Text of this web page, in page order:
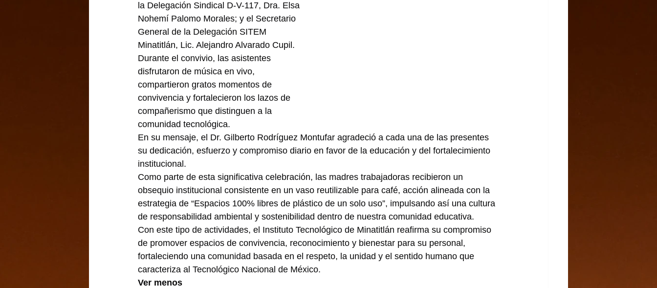
la Delegación Sindical D-V-117, Dra. Elsa
Nohemí Palomo Morales; y el Secretario
General de la Delegación SITEM
Minatitlán, Lic. Alejandro Alvarado Cupil.
Durante el convivio, las asistentes
disfrutaron de música en vivo,
compartieron gratos momentos de
convivencia y fortalecieron los lazos de
compañerismo que distinguen a la
comunidad tecnológica.
En su mensaje, el Dr. Gilberto Rodríguez Montufar agradeció a cada una de las presentes
su dedicación, esfuerzo y compromiso diario en favor de la educación y del fortalecimiento
institucional.
Como parte de esta significativa celebración, las madres trabajadoras recibieron un
obsequio institucional consistente en un vaso reutilizable para café, acción alineada con la
estrategia de “Espacios 100% libres de plástico de un solo uso”, impulsando así una cultura
de responsabilidad ambiental y sostenibilidad dentro de nuestra comunidad educativa.
Con este tipo de actividades, el Instituto Tecnológico de Minatitlán reafirma su compromiso
de promover espacios de convivencia, reconocimiento y bienestar para su personal,
fortaleciendo una comunidad basada en el respeto, la unidad y el sentido humano que
caracteriza al Tecnológico Nacional de México.
Ver menos